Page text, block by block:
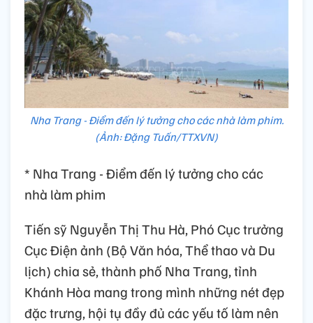
Nha Trang - Điểm đến lý tưởng cho các nhà làm phim.
(Ảnh: Đặng Tuấn/TTXVN)
* Nha Trang - Điểm đến lý tưởng cho các
nhà làm phim
Tiến sỹ Nguyễn Thị Thu Hà, Phó Cục trưởng
Cục Điện ảnh (Bộ Văn hóa, Thể thao và Du
lịch) chia sẻ, thành phố Nha Trang, tỉnh
Khánh Hòa mang trong mình những nét đẹp
đặc trưng, hội tụ đầy đủ các yếu tố làm nên